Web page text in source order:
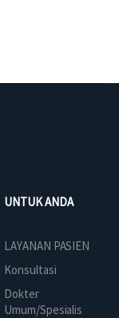
UNTUK ANDA
LAYANAN PASIEN
Konsultasi
Dokter
Umum/Spesialis